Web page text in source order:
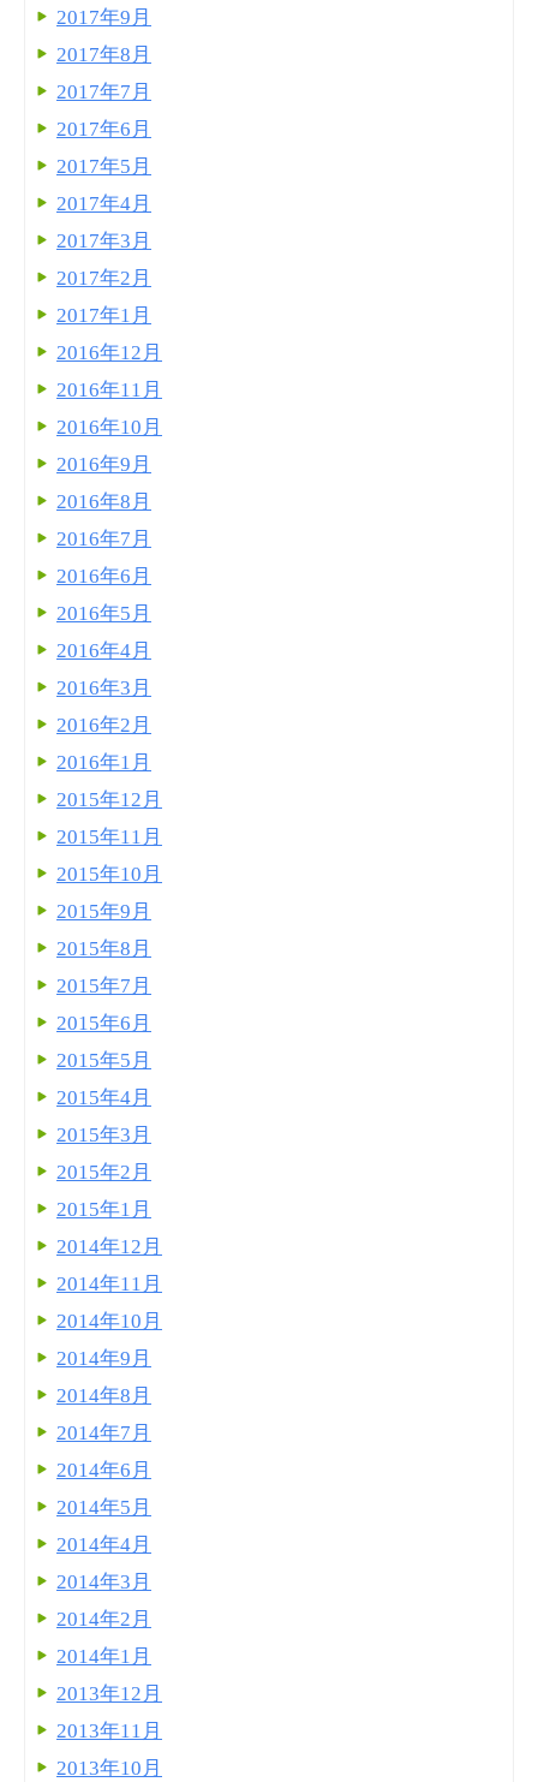
2017年9月
2017年8月
2017年7月
2017年6月
2017年5月
2017年4月
2017年3月
2017年2月
2017年1月
2016年12月
2016年11月
2016年10月
2016年9月
2016年8月
2016年7月
2016年6月
2016年5月
2016年4月
2016年3月
2016年2月
2016年1月
2015年12月
2015年11月
2015年10月
2015年9月
2015年8月
2015年7月
2015年6月
2015年5月
2015年4月
2015年3月
2015年2月
2015年1月
2014年12月
2014年11月
2014年10月
2014年9月
2014年8月
2014年7月
2014年6月
2014年5月
2014年4月
2014年3月
2014年2月
2014年1月
2013年12月
2013年11月
2013年10月